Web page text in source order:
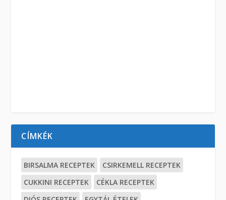
CÍMKÉK
BIRSALMA RECEPTEK
CSIRKEMELL RECEPTEK
CUKKINI RECEPTEK
CÉKLA RECEPTEK